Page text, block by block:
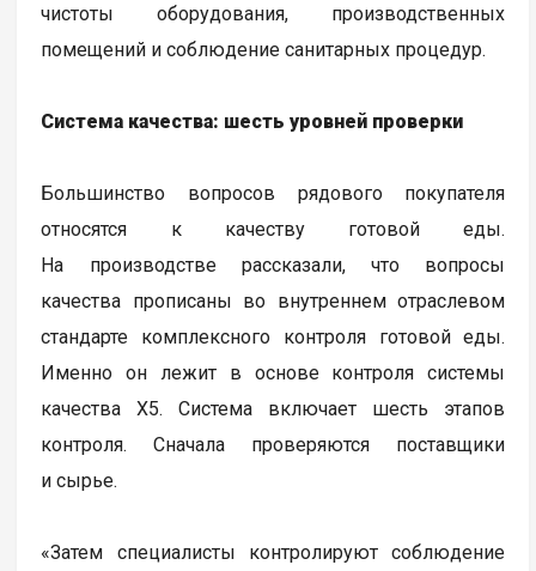
чистоты оборудования, производственных
помещений и соблюдение санитарных процедур.
Система качества: шесть уровней проверки
Большинство вопросов рядового покупателя
относятся к качеству готовой еды.
На производстве рассказали, что вопросы
качества прописаны во внутреннем отраслевом
стандарте комплексного контроля готовой еды.
Именно он лежит в основе контроля системы
качества Х5. Система включает шесть этапов
контроля. Сначала проверяются поставщики
и сырье.
«Затем специалисты контролируют соблюдение